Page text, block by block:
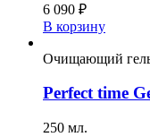
6 090 ₽
В корзину
Очищающий
Perfect time
250 мл.